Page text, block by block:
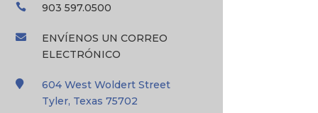
 903 597.0500

ENVÍENOS UN CORREO
ELECTRÓNICO

604 West Woldert Street
Tyler, Texas 75702